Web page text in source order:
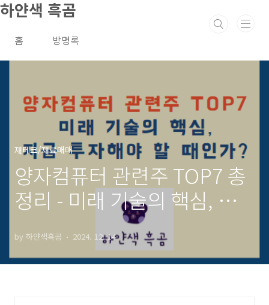
본문 바로가기
하얀색 흑곰
홈 방명록
재테크/재료매매
양자컴퓨터 관련주 TOP7 총
정리 - 미래 기술의 핵심, 지
금 투자해야 할 때인가?
by 하얀색흑곰 2024. 12. 14.